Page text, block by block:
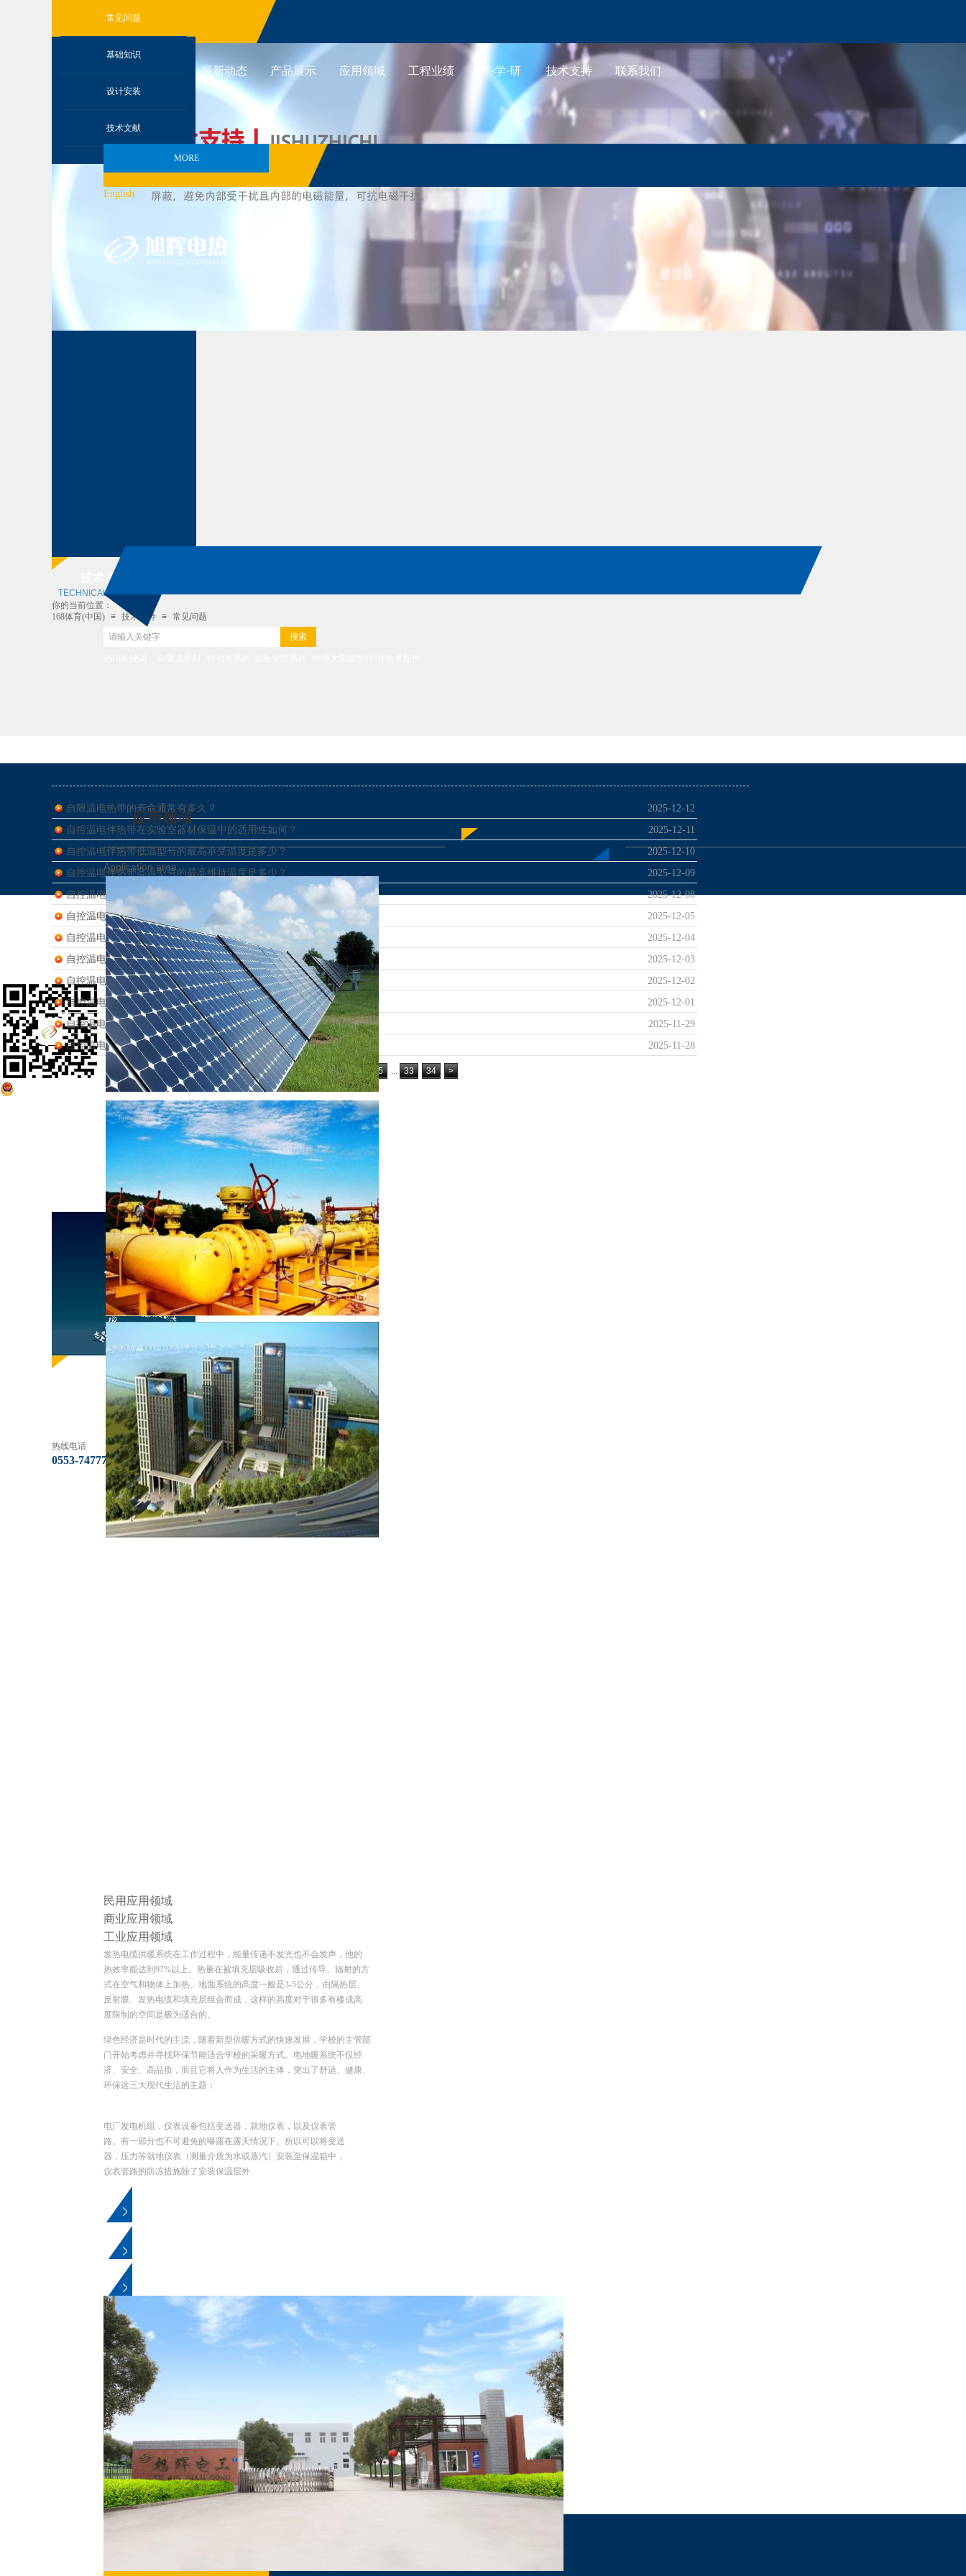
最新动态 产品展示 应用领域 工程业绩 产·学·研 技术支持 联系我们
技术支持
TECHNICAL SUPPORT
你的当前位置：
168体育(中国) ≡ 技术支持 ≡ 常见问题
常见问题
基础知识
设计安装
技术文献
自限温电热带的寿命通常有多久？
2025-12-12
自控温电伴热带在实验室器材保温中的适用性如何？
2025-12-11
自控温电伴热带低温型号的最高承受温度是多少？
2025-12-10
自控温电伴热带高温型号的最高维持温度是多少？
2025-12-09
自控温电伴热带10℃时的输出功率范围是多少？
2025-12-08
自控温电伴热带在75℃环境中的绝缘电阻标准是多少？
2025-12-05
自控温电伴热带在-30℃低温下的挠曲半径是多少？
2025-12-04
自控温电伴热带的并联电阻设计对温度均匀性有何影响？
2025-12-03
自控温电伴热带如何通过分子膨胀/收缩控制电路通断？
2025-12-02
自控温电伴热带的多层绝缘防护结构包含哪些层次？
2025-12-01
自控温电伴热带中纳米导电碳粒的作用机制是什么？
2025-11-29
自控温电伴热带的核心PTC材料如何实现温度自调节？
2025-11-28
< 1 2 3 4 5 ... 33 34 >
热线电话
0553-7477753
公司地址:安徽省芜湖市三山经济开发区峨桥路3号 营销总负责: 张经理 0553-7477552
联系电话: 0553-7477753 0553-7477552
公司网站： http://www.zaraboti.com阿里巴巴中文站: https://wuhuxuhuiheating.1688.com
COPYRIGHT © 2003-2018 168体育(中国)官方网站登录入口 ,ALL RIGHTS RESERVED .
安徽伴热带，恒功率伴热带 皖公网安备 34020802000167号 皖ICP备19019732号-2
English​
应用领域 工程业绩 联系我们
搜索
应用领域
Application area
民用应用领域
商业应用领域
工业应用领域
发热电缆供暖系统在工作过程中，能量传递不发光也不会发声，他的
热效率能达到97%以上。热量在被填充层吸收后，通过传导、辐射的方
式在空气和物体上加热。地面系统的高度一般是3-5公分，由隔热层、
反射膜、发热电缆和填充层组合而成，这样的高度对于很多有楼成高
度限制的空间是极为适合的。
绿色经济是时代的主流，随着新型供暖方式的快速发展，学校的主管部
门开始考虑并寻找环保节能适合学校的采暖方式。电地暖系统不仅经
济、安全、高品质，而且它将人作为生活的主体，突出了舒适、健康、
环保这三大现代生活的主题；
电厂发电机组，仪表设备包括变送器，就地仪表，以及仪表管
路。有一部分也不可避免的曝露在露天情况下。所以可以将变送
器，压力等就地仪表（测量介质为水或蒸汽）安装至保温箱中，
仪表管路的防冻措施除了安装保温层外
MORE
MORE